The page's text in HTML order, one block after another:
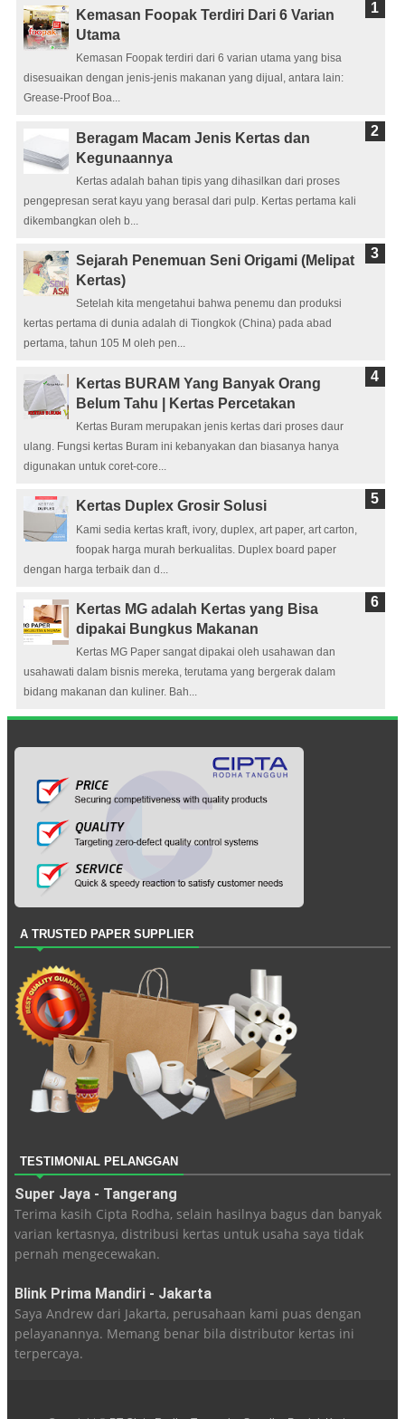
Kemasan Foopak Terdiri Dari 6 Varian
Utama
Kemasan Foopak terdiri dari 6 varian utama yang bisa
disesuaikan dengan jenis-jenis makanan yang dijual, antara lain:
Grease-Proof Boa...
Beragam Macam Jenis Kertas dan
Kegunaannya
Kertas adalah bahan tipis yang dihasilkan dari proses
pengepresan serat kayu yang berasal dari pulp. Kertas pertama kali
dikembangkan oleh b...
Sejarah Penemuan Seni Origami (Melipat
Kertas)
Setelah kita mengetahui bahwa penemu dan produksi
kertas pertama di dunia adalah di Tiongkok (China) pada abad
pertama, tahun 105 M oleh pen...
Kertas BURAM Yang Banyak Orang
Belum Tahu | Kertas Percetakan
Kertas Buram merupakan jenis kertas dari proses daur
ulang. Fungsi kertas Buram ini kebanyakan dan biasanya hanya
digunakan untuk coret-core...
Kertas Duplex Grosir Solusi
Kami sedia kertas kraft, ivory, duplex, art paper, art carton,
foopak harga murah berkualitas. Duplex board paper
dengan harga terbaik dan d...
Kertas MG adalah Kertas yang Bisa
dipakai Bungkus Makanan
Kertas MG Paper sangat dipakai oleh usahawan dan
usahawati dalam bisnis mereka, terutama yang bergerak dalam
bidang makanan dan kuliner. Bah...
A TRUSTED PAPER SUPPLIER
TESTIMONIAL PELANGGAN
Super Jaya - Tangerang
Terima kasih Cipta Rodha, selain hasilnya bagus dan banyak
varian kertasnya, distribusi kertas untuk usaha saya tidak
pernah mengecewakan.
Blink Prima Mandiri - Jakarta
Saya Andrew dari Jakarta, perusahaan kami puas dengan
pelayanannya. Memang benar bila distributor kertas ini
terpercaya.